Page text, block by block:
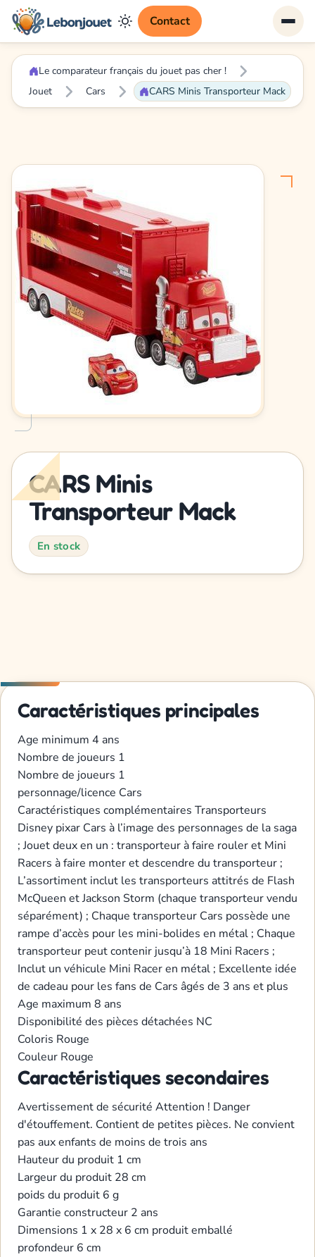
Contact
Le comparateur français du jouet pas cher !
Jouet
Cars CARS Minis Transporteur Mack
CARS Minis
Transporteur Mack
En stock
Caractéristiques principales
Age minimum 4 ans
Nombre de joueurs 1
Nombre de joueurs 1
personnage/licence Cars
Caractéristiques complémentaires Transporteurs
Disney pixar Cars à l’image des personnages de la saga
; Jouet deux en un : transporteur à faire rouler et Mini
Racers à faire monter et descendre du transporteur ;
L’assortiment inclut les transporteurs attitrés de Flash
McQueen et Jackson Storm (chaque transporteur vendu
séparément) ; Chaque transporteur Cars possède une
rampe d’accès pour les mini-bolides en métal ; Chaque
transporteur peut contenir jusqu’à 18 Mini Racers ;
Inclut un véhicule Mini Racer en métal ; Excellente idée
de cadeau pour les fans de Cars âgés de 3 ans et plus
Age maximum 8 ans
Disponibilité des pièces détachées NC
Coloris Rouge
Couleur Rouge
Caractéristiques secondaires
Avertissement de sécurité Attention ! Danger
d'étouffement. Contient de petites pièces. Ne convient
pas aux enfants de moins de trois ans
Hauteur du produit 1 cm
Largeur du produit 28 cm
poids du produit 6 g
Garantie constructeur 2 ans
Dimensions 1 x 28 x 6 cm produit emballé
profondeur 6 cm